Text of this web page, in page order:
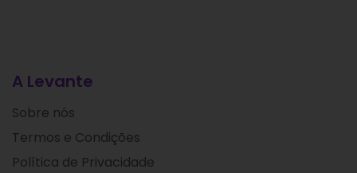
A Levante
Sobre nós
Termos e Condições
Política de Privacidade